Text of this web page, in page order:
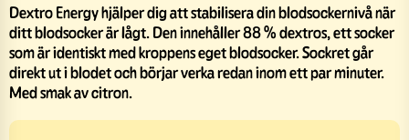
Dextro Energy hjälper dig att stabilisera din blodsockernivå när
ditt blodsocker är lågt. Den innehåller 88 % dextros, ett socker
som är identiskt med kroppens eget blodsocker. Sockret går
direkt ut i blodet och börjar verka redan inom ett par minuter.
Med smak av citron.